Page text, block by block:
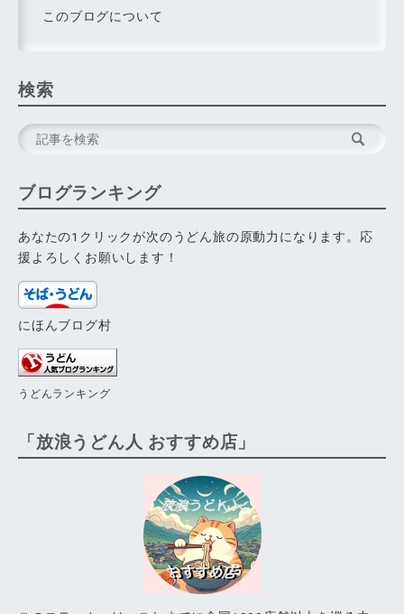
このブログについて
検索
ブログランキング
あなたの1クリックが次のうどん旅の原動力になります。応
援よろしくお願いします！
にほんブログ村
うどんランキング
「放浪うどん人 おすすめ店」